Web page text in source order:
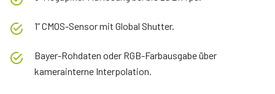
1” CMOS-Sensor mit Global Shutter.
Bayer-Rohdaten oder RGB-Farbausgabe über
kamerainterne Interpolation.